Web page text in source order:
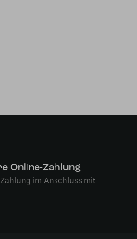
Online-Zahlung
im Anschluss mit